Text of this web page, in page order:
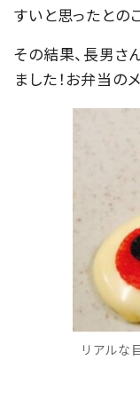
すいと思ったとの
その結果、長男さ
ました！お弁当の
リアルな